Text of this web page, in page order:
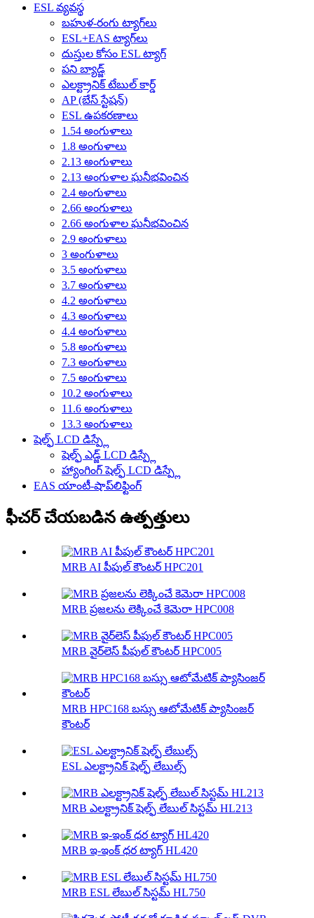
ESL వ్యవస్థ
బహుళ-రంగు ట్యాగ్‌లు
ESL+EAS ట్యాగ్‌లు
దుస్తుల కోసం ESL ట్యాగ్
పని బ్యాడ్జ్
ఎలక్ట్రానిక్ టేబుల్ కార్డ్
AP (బేస్ స్టేషన్)
ESL ఉపకరణాలు
1.54 అంగుళాలు
1.8 అంగుళాలు
2.13 అంగుళాలు
2.13 అంగుళాల ఘనీభవించిన
2.4 అంగుళాలు
2.66 అంగుళాలు
2.66 అంగుళాల ఘనీభవించిన
2.9 అంగుళాలు
3 అంగుళాలు
3.5 అంగుళాలు
3.7 అంగుళాలు
4.2 అంగుళాలు
4.3 అంగుళాలు
4.4 అంగుళాలు
5.8 అంగుళాలు
7.3 అంగుళాలు
7.5 అంగుళాలు
10.2 అంగుళాలు
11.6 అంగుళాలు
13.3 అంగుళాలు
షెల్ఫ్ LCD డిస్ప్లే
షెల్ఫ్ ఎడ్జ్ LCD డిస్ప్లే
హ్యాంగింగ్ షెల్ఫ్ LCD డిస్ప్లే
EAS యాంటీ-షాప్‌లిఫ్టింగ్
ఫీచర్ చేయబడిన ఉత్పత్తులు
MRB AI పీపుల్ కౌంటర్ HPC201
MRB ప్రజలను లెక్కించే కెమెరా HPC008
MRB వైర్‌లెస్ పీపుల్ కౌంటర్ HPC005
MRB HPC168 బస్సు ఆటోమేటిక్ ప్యాసింజర్
కౌంటర్
ESL ఎలక్ట్రానిక్ షెల్ఫ్ లేబుల్స్
MRB ఎలక్ట్రానిక్ షెల్ఫ్ లేబుల్ సిస్టమ్ HL213
MRB ఇ-ఇంక్ ధర ట్యాగ్ HL420
MRB ESL లేబుల్ సిస్టమ్ HL750